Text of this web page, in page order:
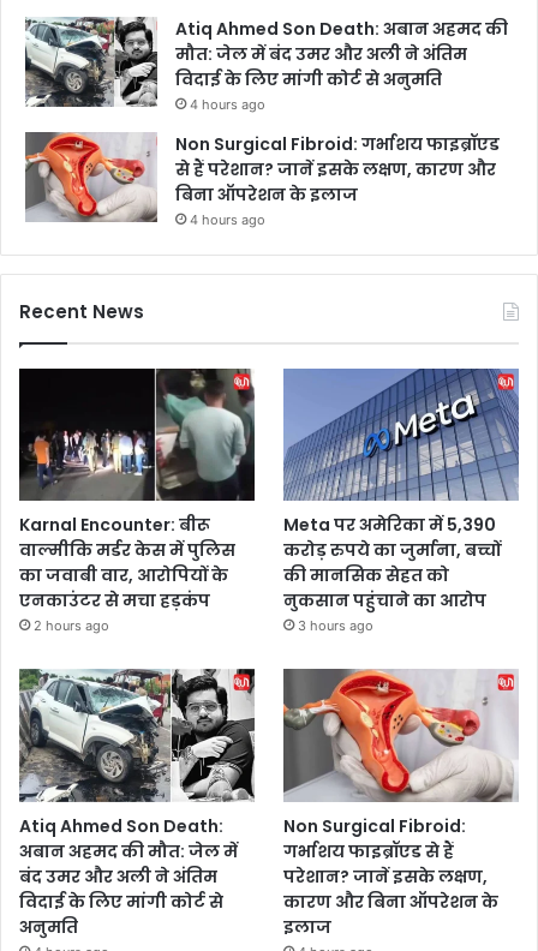
Atiq Ahmed Son Death: अबान अहमद की
मौत: जेल में बंद उमर और अली ने अंतिम
विदाई के लिए मांगी कोर्ट से अनुमति
4 hours ago
Non Surgical Fibroid: गर्भाशय फाइब्रॉएड
से हैं परेशान? जानें इसके लक्षण, कारण और
बिना ऑपरेशन के इलाज
4 hours ago
Recent News
Karnal Encounter: बीरू
वाल्मीकि मर्डर केस में पुलिस
का जवाबी वार, आरोपियों के
एनकाउंटर से मचा हड़कंप
2 hours ago
Meta पर अमेरिका में 5,390
करोड़ रुपये का जुर्माना, बच्चों
की मानसिक सेहत को
नुकसान पहुंचाने का आरोप
3 hours ago
Atiq Ahmed Son Death:
अबान अहमद की मौत: जेल में
बंद उमर और अली ने अंतिम
विदाई के लिए मांगी कोर्ट से
अनुमति
Non Surgical Fibroid:
गर्भाशय फाइब्रॉएड से हैं
परेशान? जानें इसके लक्षण,
कारण और बिना ऑपरेशन के
इलाज